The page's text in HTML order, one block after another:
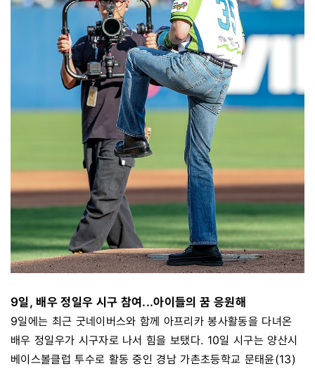
9일, 배우 정일우 시구 참여...아이들의 꿈 응원해
9일에는 최근 굿네이버스와 함께 아프리카 봉사활동을 다녀온
배우 정일우가 시구자로 나서 힘을 보탰다. 10일 시구는 양산시
베이스볼클럽 투수로 활동 중인 경남 가촌초등학교 문태윤(13)